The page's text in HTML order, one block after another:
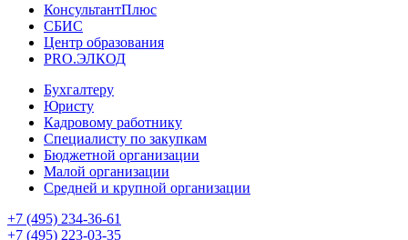
КонсультантПлюс
СБИС
Центр образования
PRO.ЭЛКОД
Бухгалтеру
Юристу
Кадровому работнику
Специалисту по закупкам
Бюджетной организации
Малой организации
Средней и крупной организации
+7 (495) 234-36-61
+7 (495) 223-03-35